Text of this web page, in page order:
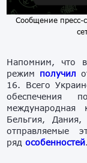
Сообщение
Напомним, что в
режим получил
16. Всего
обеспечения
международная
Бельгия,
отправляемые
рядособенностей.